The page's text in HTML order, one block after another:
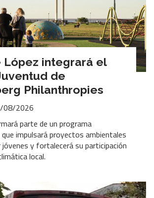
López integrará el
de
Philanthropies
08/2026
parte de un programa
impulsará proyectos ambientales
jóvenes y fortalecerá su participación
local.